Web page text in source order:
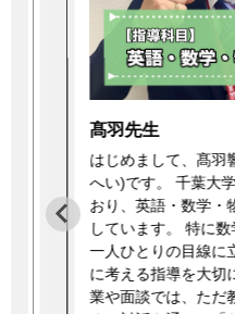
茶位先生
はじめまして、茶位
る)です。 法政大学
しており、英語・国
しています。 特に
り、「なぜ読めなか
に分析し、原因を言
切にしています。 た